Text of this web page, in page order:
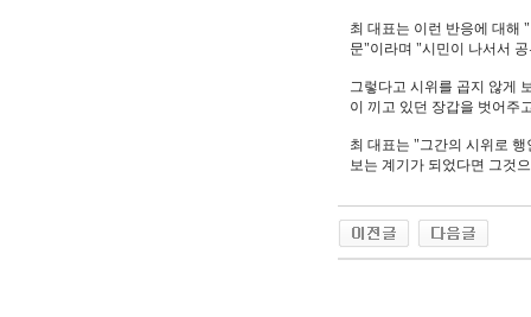
최 대표는 이런 반응에 대해
문"이라며 "시민이 나서서
그렇다고 시위를 곱지 않게
이 끼고 있던 장갑을 벗어주
최 대표는 "그간의 시위로
보는 계기가 되었다면 그것